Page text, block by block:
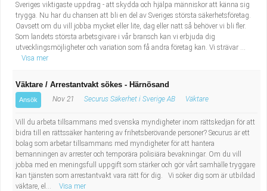
Sveriges viktigaste uppdrag - att skydda och hjälpa människor att känna sig
trygga. Nu har du chansen att bli en del av Sveriges största säkerhetsföretag.
Oavsett om du vill jobba mycket eller lite, dag eller natt så behöver vi bli fler.
Som landets största arbetsgivare i vår bransch kan vi erbjuda dig
utvecklingsmöjligheter och variation som få andra företag kan. Vi strävar ...
Visa mer
Väktare / Arrestantvakt sökes - Härnösand
Ansök Nov 21 Securus Säkerhet i Sverige AB Väktare
Vill du arbeta tillsammans med svenska myndigheter inom rättskedjan för att
bidra till en rättssäker hantering av frihetsberövande personer? Securus är ett
bolag som arbetar tillsammans med myndigheter för att hantera
bemanningen av arrester och temporära polisiära bevakningar. Om du vill
jobba med en meningsfull uppgift som stärker och gör vårt samhälle tryggare
kan tjänsten som arrestantvakt vara rätt för dig. Vi söker dig som är utbildad
väktare, el...
Visa mer